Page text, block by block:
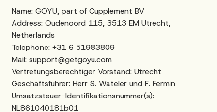
Name: GOYU, part of Cupplement BV
Address: Oudenoord 115, 3513 EM Utrecht,
Netherlands
Telephone: +31 6 51983809
Mail: support@getgoyu.com
Vertretungsberechtiger Vorstand: Utrecht
Geschaftsfuhrer: Herr S. Wateler und F. Fermin
Umsatzsteuer-Identifikationsnummer(s):
NL861040181b01